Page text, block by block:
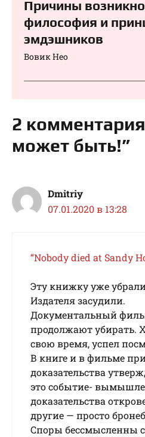
Причины
философия и
эмдэшников
Вовик Нео
2
может быть!”
Dmitriy
07.01.2020 в 13:28
“Nobody died at Sandy
Эту книжку уже
Издателя засудили.
Документальный
продолжают убирать.
свою время, успел
В книге и в фильме
доказательства
это событие-
доказательства
другие — просто
Споры бессмысленны